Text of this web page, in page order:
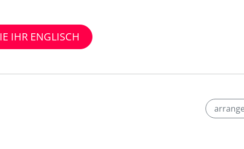
IHR ENGLISCH